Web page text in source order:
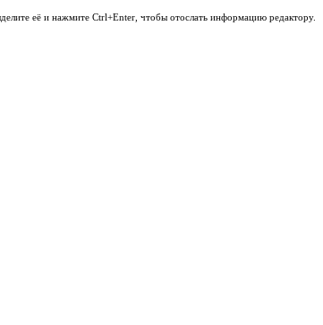
её и нажмите Ctrl+Enter, чтобы отослать информацию редактору.